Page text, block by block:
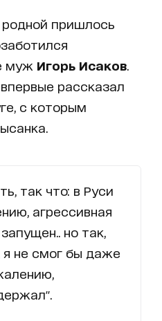
пришлось
муж Игорь Исаков
рассказал
с которым
так что: в Руси
агрессивная
но так,
я не смог бы даже